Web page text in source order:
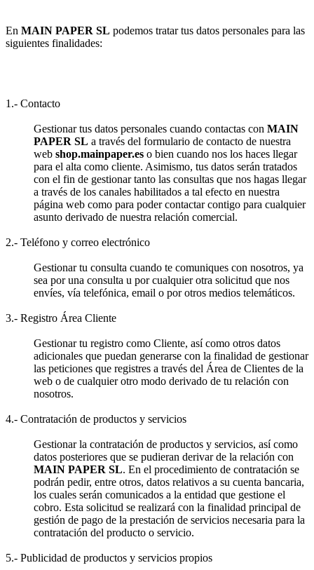
En MAIN PAPER SL podemos tratar tus datos personales para las
siguientes finalidades:
1.- Contacto
Gestionar tus datos personales cuando contactas con MAIN
PAPER SL a través del formulario de contacto de nuestra
web shop.mainpaper.es o bien cuando nos los haces llegar
para el alta como cliente. Asimismo, tus datos serán tratados
con el fin de gestionar tanto las consultas que nos hagas llegar
a través de los canales habilitados a tal efecto en nuestra
página web como para poder contactar contigo para cualquier
asunto derivado de nuestra relación comercial.
2.- Teléfono y correo electrónico
Gestionar tu consulta cuando te comuniques con nosotros, ya
sea por una consulta u por cualquier otra solicitud que nos
envíes, vía telefónica, email o por otros medios telemáticos.
3.- Registro Área Cliente
Gestionar tu registro como Cliente, así como otros datos
adicionales que puedan generarse con la finalidad de gestionar
las peticiones que registres a través del Área de Clientes de la
web o de cualquier otro modo derivado de tu relación con
nosotros.
4.- Contratación de productos y servicios
Gestionar la contratación de productos y servicios, así como
datos posteriores que se pudieran derivar de la relación con
MAIN PAPER SL. En el procedimiento de contratación se
podrán pedir, entre otros, datos relativos a su cuenta bancaria,
los cuales serán comunicados a la entidad que gestione el
cobro. Esta solicitud se realizará con la finalidad principal de
gestión de pago de la prestación de servicios necesaria para la
contratación del producto o servicio.
5.- Publicidad de productos y servicios propios